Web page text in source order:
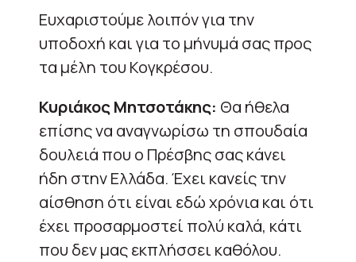
Ευχαριστούμε λοιπόν για την
υποδοχή και για το μήνυμά σας προς
τα μέλη του Κογκρέσου.
Κυριάκος Μητσοτάκης: Θα ήθελα
επίσης να αναγνωρίσω τη σπουδαία
δουλειά που ο Πρέσβης σας κάνει
ήδη στην Ελλάδα. Έχει κανείς την
αίσθηση ότι είναι εδώ χρόνια και ότι
έχει προσαρμοστεί πολύ καλά, κάτι
που δεν μας εκπλήσσει καθόλου.